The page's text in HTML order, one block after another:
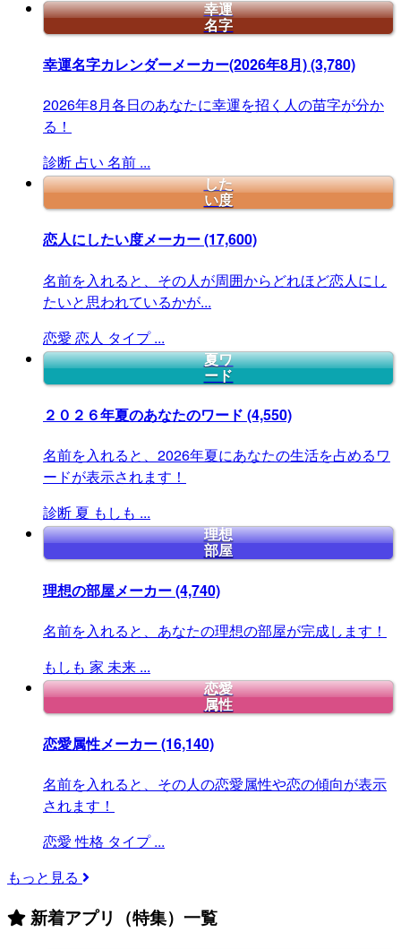
幸運
名字
幸運名字カレンダーメーカー(2026年8月)(3,780)
2026年8月各日のあなたに幸運を招く人の苗字が分か
る！
診断 占い 名前 ...
した
い度
恋人にしたい度メーカー(17,600)
名前を入れると、その人が周囲からどれほど恋人にし
たいと思われているかが...
恋愛 恋人 タイプ ...
夏ワ
ード
２０２６年夏のあなたのワード (4,550)
名前を入れると、2026年夏にあなたの生活を占めるワ
ードが表示されます！
診断 夏 もしも ...
理想
部屋
理想の部屋メーカー(4,740)
名前を入れると、あなたの理想の部屋が完成します！
もしも 家 未来 ...
恋愛
属性
恋愛属性メーカー(16,140)
名前を入れると、その人の恋愛属性や恋の傾向が表示
されます！
恋愛 性格 タイプ ...
もっと見る
新着アプリ（特集）一覧